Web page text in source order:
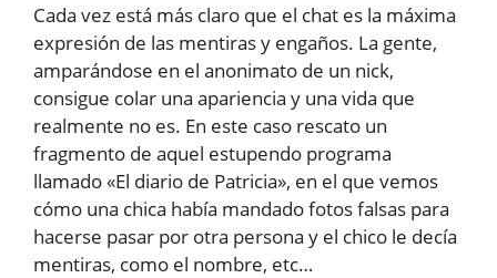
Cada vez está más claro que el chat es la máxima
expresión de las mentiras y engaños. La gente,
amparándose en el anonimato de un nick,
consigue colar una apariencia y una vida que
realmente no es. En este caso rescato un
fragmento de aquel estupendo programa
llamado «El diario de Patricia», en el que vemos
cómo una chica había mandado fotos falsas para
hacerse pasar por otra persona y el chico le decía
mentiras, como el nombre, etc…